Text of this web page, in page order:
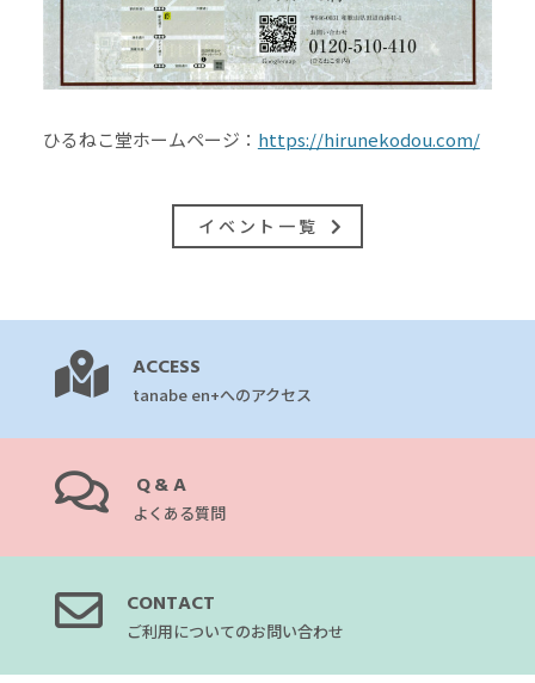
ひるねこ堂ホームページ： https://hirunekodou.com/
イベント一覧
ACCESS
tanabe en+へのアクセス
Q&A
よくある質問
CONTACT
ご利用についてのお問い合わせ